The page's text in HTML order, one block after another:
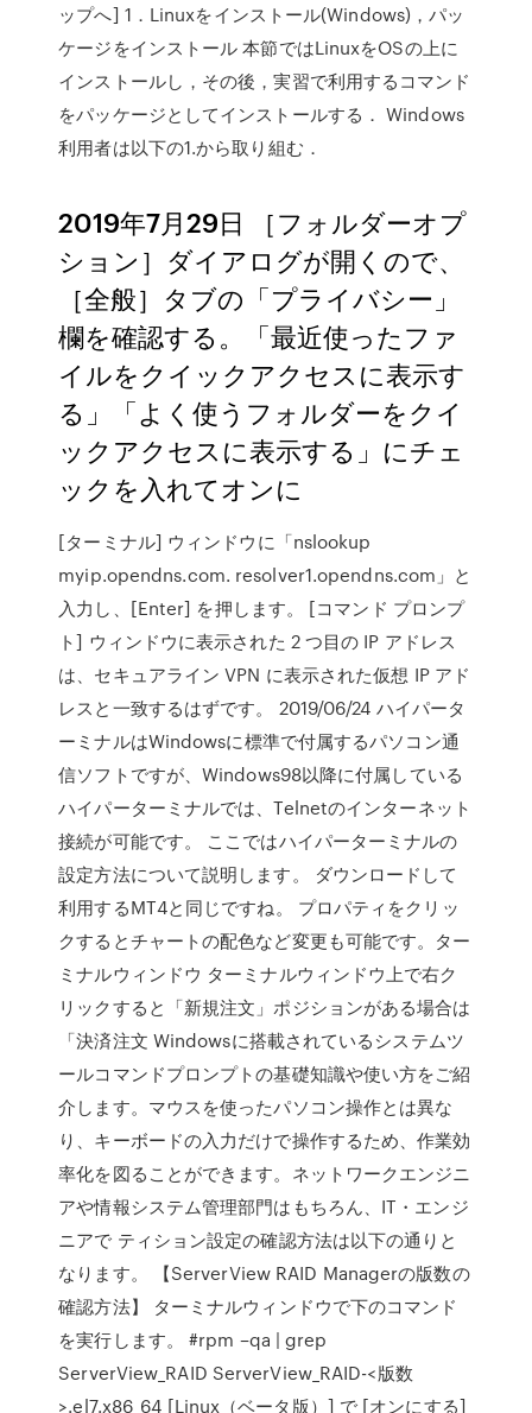
ップへ] 1．Linuxをインストール(Windows)，パッ
ケージをインストール 本節ではLinuxをOSの上に
インストールし，その後，実習で利用するコマンド
をパッケージとしてインストールする． Windows
利用者は以下の1.から取り組む．
2019年7月29日 ［フォルダーオプ
ション］ダイアログが開くので、
［全般］タブの「プライバシー」
欄を確認する。「最近使ったファ
イルをクイックアクセスに表示す
る」「よく使うフォルダーをクイ
ックアクセスに表示する」にチェ
ックを入れてオンに
[ターミナル] ウィンドウに「nslookup
myip.opendns.com. resolver1.opendns.com」と
入力し、[Enter] を押します。 [コマンド プロンプ
ト] ウィンドウに表示された 2 つ目の IP アドレス
は、セキュアライン VPN に表示された仮想 IP アド
レスと一致するはずです。 2019/06/24 ハイパータ
ーミナルはWindowsに標準で付属するパソコン通
信ソフトですが、Windows98以降に付属している
ハイパーターミナルでは、Telnetのインターネット
接続が可能です。 ここではハイパーターミナルの
設定方法について説明します。 ダウンロードして
利用するMT4と同じですね。 プロパティをクリッ
クするとチャートの配色など変更も可能です。ター
ミナルウィンドウ ターミナルウィンドウ上で右ク
リックすると「新規注文」ポジションがある場合は
「決済注文 Windowsに搭載されているシステムツ
ールコマンドプロンプトの基礎知識や使い方をご紹
介します。マウスを使ったパソコン操作とは異な
り、キーボードの入力だけで操作するため、作業効
率化を図ることができます。ネットワークエンジニ
アや情報システム管理部門はもちろん、IT・エンジ
ニアで ティション設定の確認方法は以下の通りと
なります。 【ServerView RAID Managerの版数の
確認方法】 ターミナルウィンドウで下のコマンド
を実行します。 #rpm –qa | grep
ServerView_RAID ServerView_RAID-<版数
>.el7.x86_64 [Linux（ベータ版）] で [オンにする]